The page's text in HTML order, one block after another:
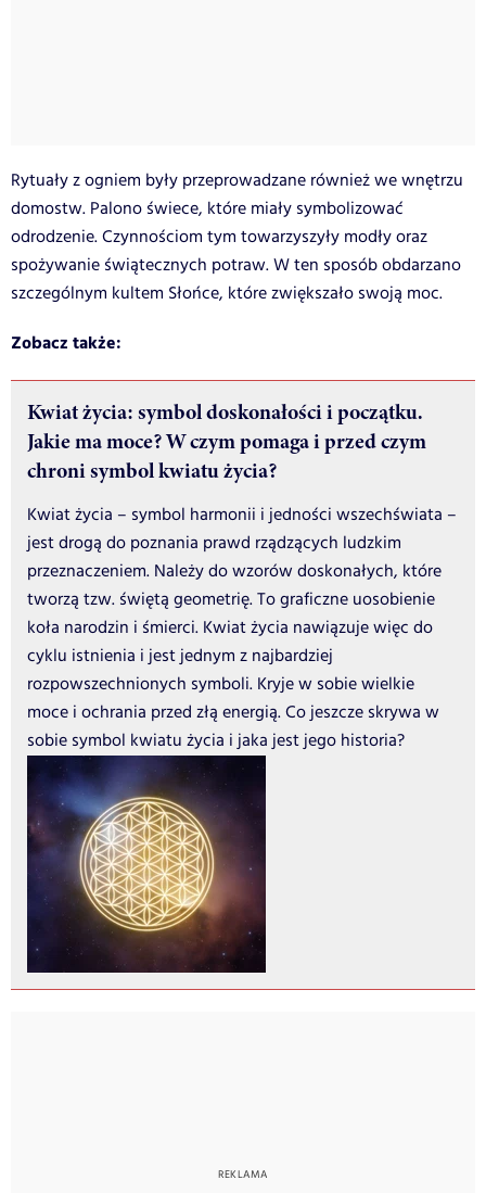
Rytuały z ogniem były przeprowadzane również we wnętrzu
domostw. Palono świece, które miały symbolizować
odrodzenie. Czynnościom tym towarzyszyły modły oraz
spożywanie świątecznych potraw. W ten sposób obdarzano
szczególnym kultem Słońce, które zwiększało swoją moc.
Zobacz także:
Kwiat życia: symbol doskonałości i początku.
Jakie ma moce? W czym pomaga i przed czym
chroni symbol kwiatu życia?
Kwiat życia – symbol harmonii i jedności wszechświata –
jest drogą do poznania prawd rządzących ludzkim
przeznaczeniem. Należy do wzorów doskonałych, które
tworzą tzw. świętą geometrię. To graficzne uosobienie
koła narodzin i śmierci. Kwiat życia nawiązuje więc do
cyklu istnienia i jest jednym z najbardziej
rozpowszechnionych symboli. Kryje w sobie wielkie
moce i ochrania przed złą energią. Co jeszcze skrywa w
sobie symbol kwiatu życia i jaka jest jego historia?